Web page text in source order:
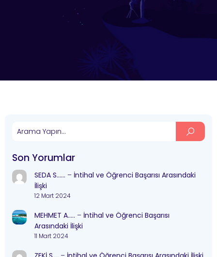
Son Yorumlar
SEDA S…… – İntihal ve Öğrenci Başarısı Arasındaki
İlişki
12 Mart 2024
MEHMET A….. – İntihal ve Öğrenci Başarısı
Arasındaki İlişki
11 Mart 2024